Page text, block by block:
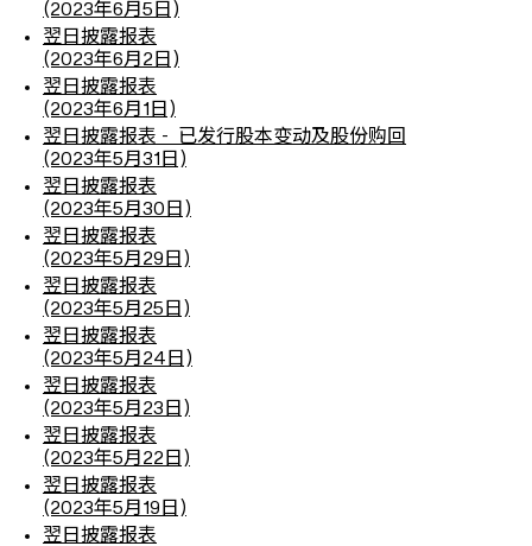
(2023年6月5日)
翌日披露报表
(2023年6月2日)
翌日披露报表
(2023年6月1日)
翌日披露报表 - 已发行股本变动及股份购回
(2023年5月31日)
翌日披露报表
(2023年5月30日)
翌日披露报表
(2023年5月29日)
翌日披露报表
(2023年5月25日)
翌日披露报表
(2023年5月24日)
翌日披露报表
(2023年5月23日)
翌日披露报表
(2023年5月22日)
翌日披露报表
(2023年5月19日)
翌日披露报表